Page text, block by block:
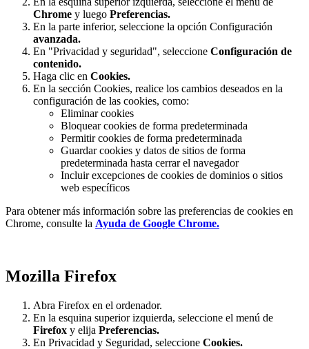
Chrome y luego Preferencias.
En la parte inferior, seleccione la opción Configuración
avanzada.
En "Privacidad y seguridad", seleccione Configuración de
contenido.
Haga clic en Cookies.
En la sección Cookies, realice los cambios deseados en la
configuración de las cookies, como:
Eliminar cookies
Bloquear cookies de forma predeterminada
Permitir cookies de forma predeterminada
Guardar cookies y datos de sitios de forma
predeterminada hasta cerrar el navegador
Incluir excepciones de cookies de dominios o sitios
web específicos
Para obtener más información sobre las preferencias de cookies en
Chrome, consulte la Ayuda de Google Chrome.
Mozilla Firefox
Abra Firefox en el ordenador.
En la esquina superior izquierda, seleccione el menú de
Firefox y elija Preferencias.
En Privacidad y Seguridad, seleccione Cookies.